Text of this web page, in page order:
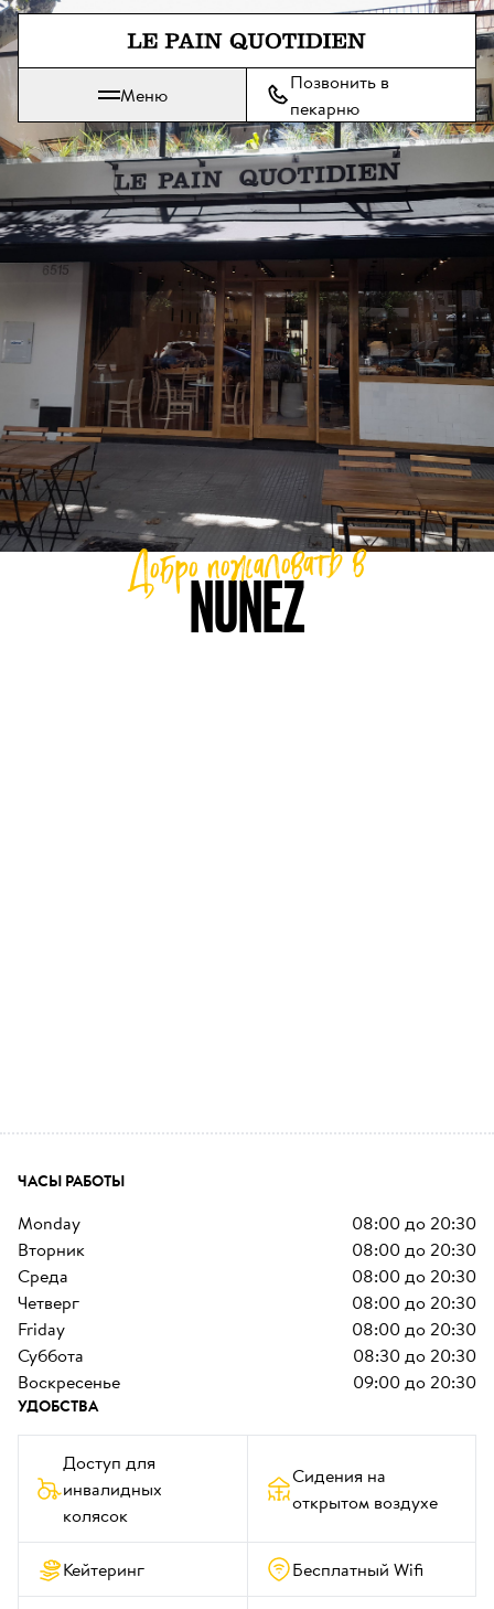
Перейти прямо к основному
Le Pain Quotidien означает Ежедневный Хлеб
Меню
Позвонить в
пекарню
NUNEZ
Добро пожаловать в
ЧАСЫ РАБОТЫ
monday 08:00до20:30
вторник
08:00до20:30
среда
08:00до20:30
четверг
08:00до20:30
friday
08:00до20:30
суббота
08:30до20:30
воскресенье
09:00до20:30
УДОБСТВА
Доступ для
инвалидных
колясок
Сидения на
открытом воздухе
Кейтеринг Бесплатный Wifi